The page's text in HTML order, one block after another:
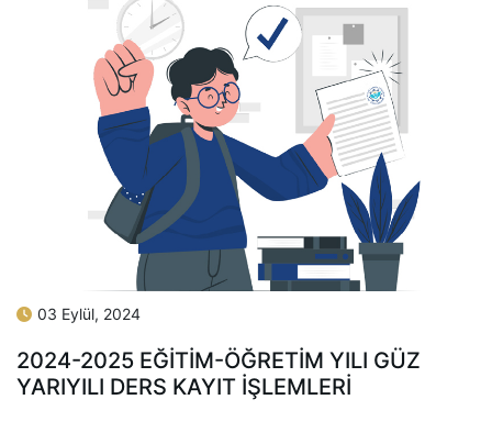
03 Eylül, 2024
2024-2025 EĞİTİM-ÖĞRETİM YILI GÜZ
YARIYILI DERS KAYIT İŞLEMLERİ